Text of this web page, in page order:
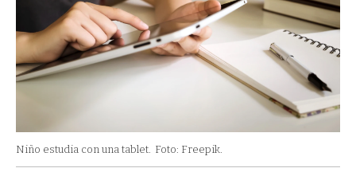
Niño estudia con una tablet. Foto: Freepik.